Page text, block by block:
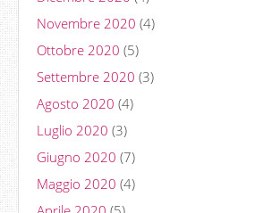
Novembre 2020 (4)
Ottobre 2020 (5)
Settembre 2020 (3)
Agosto 2020 (4)
Luglio 2020 (3)
Giugno 2020 (7)
Maggio 2020 (4)